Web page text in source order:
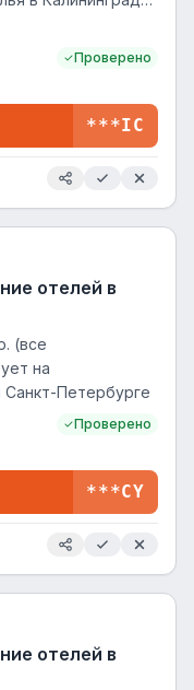
Проверено
***IC
отелей в
(все
на
Петербурге
Проверено
***CY
отелей в